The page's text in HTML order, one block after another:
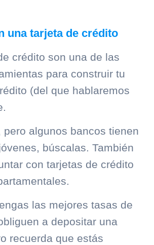
una tarjeta de crédito
crédito son una de las
para construir tu
(del que hablaremos
pero algunos bancos tienen
búscalas. También
con tarjetas de crédito
las mejores tasas de
a depositar una
recuerda que estás